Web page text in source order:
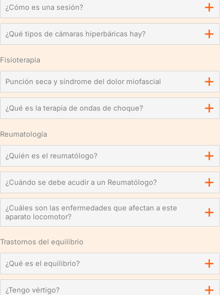
¿Cómo es una sesión?
¿Qué tipos de cámaras hiperbáricas hay?
Fisioterapia
Punción seca y síndrome del dolor miofascial
¿Qué es la terapia de ondas de choque?
Reumatología
¿Quién es el reumatólogo?
¿Cuándo se debe acudir a un Reumatólogo?
¿Cuáles son las enfermedades que afectan a este
aparato locomotor?
Trastornos del equilibrio
¿Qué es el equilibrio?
¿Tengo vértigo?